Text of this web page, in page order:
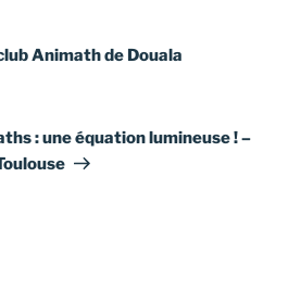
Animath de Douala
: une équation lumineuse ! –